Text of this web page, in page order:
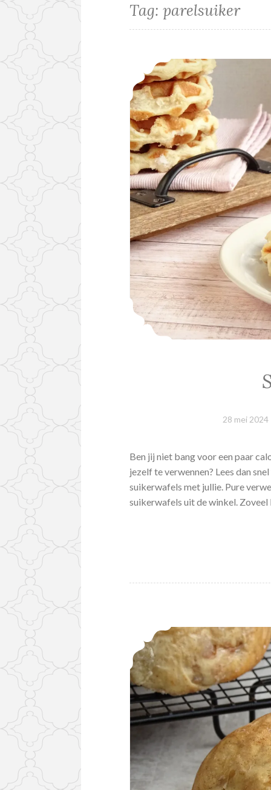
Tag:parelsuiker
28 mei 2024
Ben jij niet bang voor een paar
jezelf te verwennen? Lees dan
suikerwafels met jullie. Pure
suikerwafels uit de winkel.